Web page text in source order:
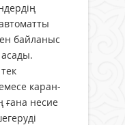
байланыс
каран­
ғана несие